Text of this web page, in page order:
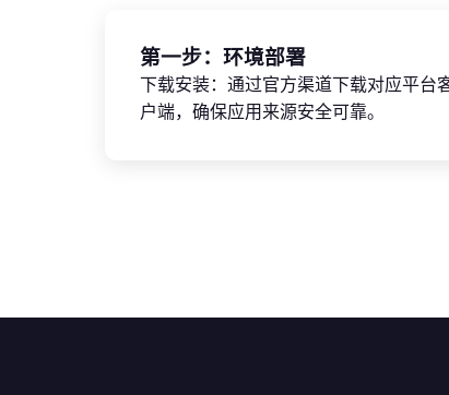
第一步：环境部署
下载安装：通过官方渠道下载对应平台
户端，确保应用来源安全可靠。